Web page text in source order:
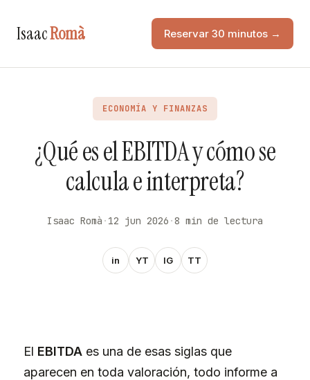
IsaacRomà Reservar 30 minutos →
ECONOMÍA Y FINANZAS
¿Qué es el EBITDA y cómo se
calcula e interpreta?
Isaac Romà · 12 jun 2026 ·8 min de lectura
in YT IG TT
El EBITDA es una de esas siglas que
aparecen en toda valoración, todo informe a